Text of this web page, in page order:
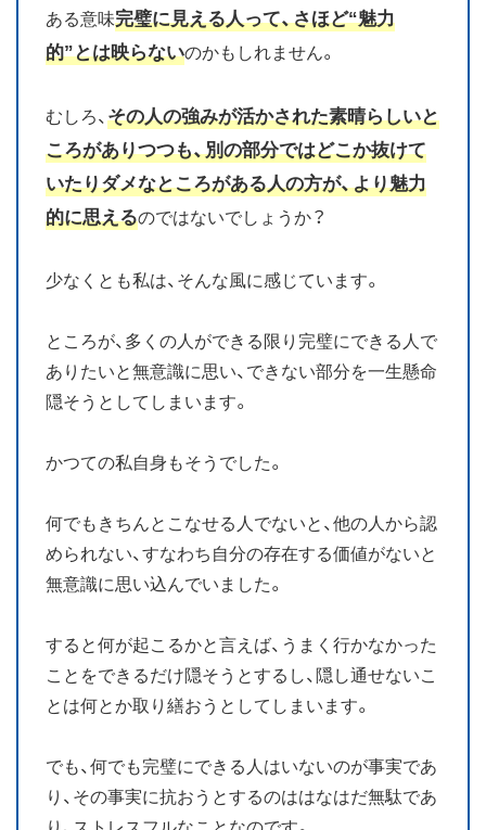
ある意味完璧に見える人って、さほど“魅力
的”とは映らないのかもしれません。
むしろ、その人の強みが活かされた素晴らしいと
ころがありつつも、別の部分ではどこか抜けて
いたりダメなところがある人の方が、より魅力
的に思えるのではないでしょうか？
少なくとも私は、そんな風に感じています。
ところが、多くの人ができる限り完璧にできる人で
ありたいと無意識に思い、できない部分を一生懸命
隠そうとしてしまいます。
かつての私自身もそうでした。
何でもきちんとこなせる人でないと、他の人から認
められない、すなわち自分の存在する価値がないと
無意識に思い込んでいました。
すると何が起こるかと言えば、うまく行かなかった
ことをできるだけ隠そうとするし、隠し通せないこ
とは何とか取り繕おうとしてしまいます。
でも、何でも完璧にできる人はいないのが事実であ
り、その事実に抗おうとするのははなはだ無駄であ